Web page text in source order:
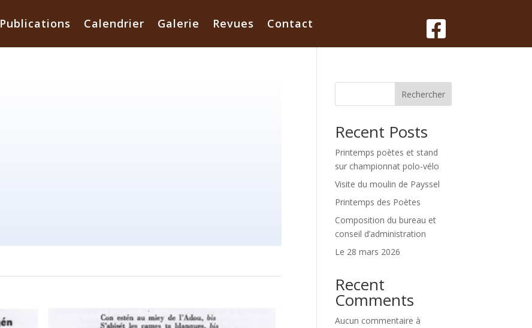
Publications Calendrier Galerie Revues Contact 
Rechercher
Recent Posts
Printemps poètes et stand
sur championnat polo-vélo
Visite du moulin de Payssel
Printemps des Poètes
Composition du bureau et
conseil d’administration
Le 28 mars 2026
Recent
Comments
Aucun commentaire à